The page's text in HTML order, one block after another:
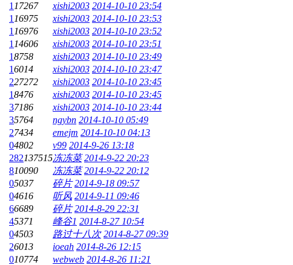
1 17267 xishi2003 2014-10-10 23:54
1 16975 xishi2003 2014-10-10 23:53
1 16976 xishi2003 2014-10-10 23:52
1 14606 xishi2003 2014-10-10 23:51
18758 xishi2003 2014-10-10 23:49
16014 xishi2003 2014-10-10 23:47
227272 xishi2003 2014-10-10 23:45
18476 xishi2003 2014-10-10 23:45
37186 xishi2003 2014-10-10 23:44
35764 ngybn 2014-10-10 05:49
27434 emejm 2014-10-10 04:13
04802 v99 2014-9-26 13:18
282137515冻冻菜 2014-9-22 20:23
810090 冻冻菜 2014-9-22 20:12
05037 碎片 2014-9-18 09:57
04616 听风 2014-9-11 09:46
66689 碎片 2014-8-29 22:31
45371 峰谷1 2014-8-27 10:54
04503 路过十八次 2014-8-27 09:39
26013 ioeah 2014-8-26 12:15
010774 webweb 2014-8-26 11:21